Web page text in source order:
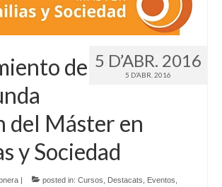
5 D’ABR. 2016
5 D’ABR. 2016
de
del Máster en
y Sociedad
| posted in: Cursos Destacats Eventos